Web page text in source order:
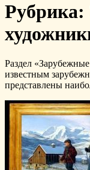
Рубрика:
Раздел
известным
представлены